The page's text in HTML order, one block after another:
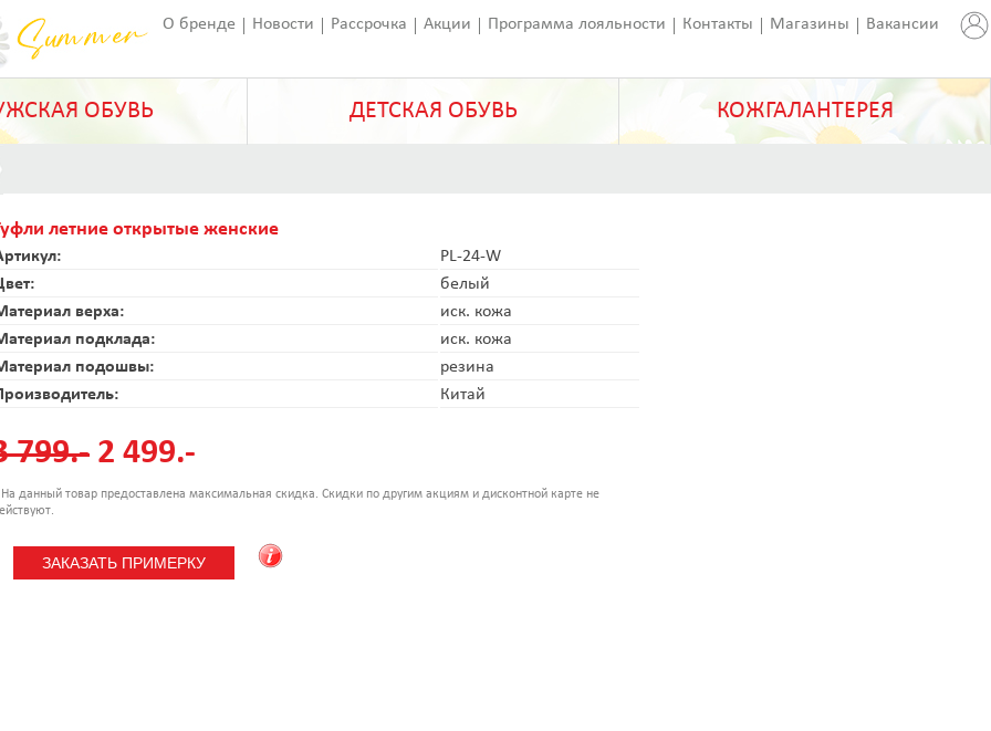
О бренде Новости Рассрочка Акции Программа лояльности Контакты Магазины Вакансии
ОБУВЬ ДЕТСКАЯ ОБУВЬ КОЖГАЛАНТЕРЕЯ
летние открытые женские
PL-24-W
белый
верха:
иск. кожа
подклада:
иск. кожа
подошвы:
резина
Китай
799.- 2 499.-
данный товар предоставлена максимальная скидка. Скидки по другим акциям и дисконтной карте не